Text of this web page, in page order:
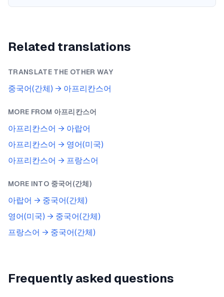
Related translations
TRANSLATE THE OTHER WAY
중국어(간체) → 아프리칸스어
MORE FROM 아프리칸스어
아프리칸스어 → 아랍어
아프리칸스어 → 영어(미국)
아프리칸스어 → 프랑스어
MORE INTO 중국어(간체)
아랍어 → 중국어(간체)
영어(미국) → 중국어(간체)
프랑스어 → 중국어(간체)
Frequently asked questions